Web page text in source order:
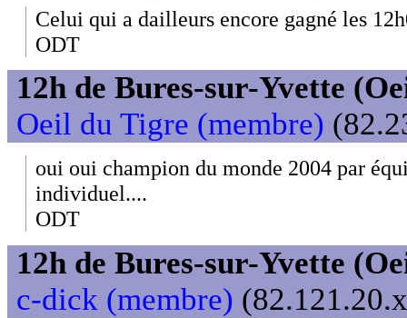
Celui qui a dailleurs encore gagné les
ODT
12h de Bures-sur-Yvette
Oeil du Tigre (membre)
oui oui champion du monde 2004 par
individuel....
ODT
12h de Bures-sur-Yvette
c-dick (membre)